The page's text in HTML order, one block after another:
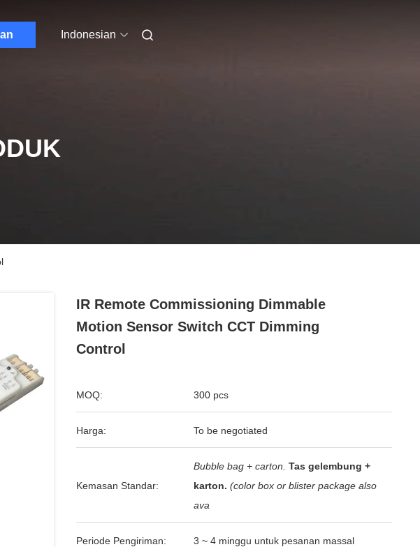
Indonesian
IR Remote Commissioning Dimmable
Motion Sensor Switch CCT Dimming
Control
MOQ: 300 pcs
Harga: To be negotiated
Kemasan Standar:
Bubble bag + carton. Tas gelembung +
karton. (color box or blister package also
ava
Periode Pengiriman: 3 ~ 4 minggu untuk pesanan massal